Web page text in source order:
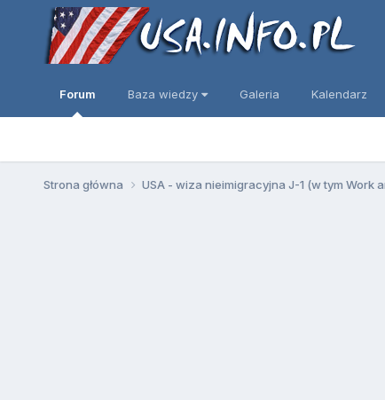
Forum Baza wiedzy Galeria Kalendarz
Strona główna USA - wiza nieimigracyjna J-1 (w tym Work